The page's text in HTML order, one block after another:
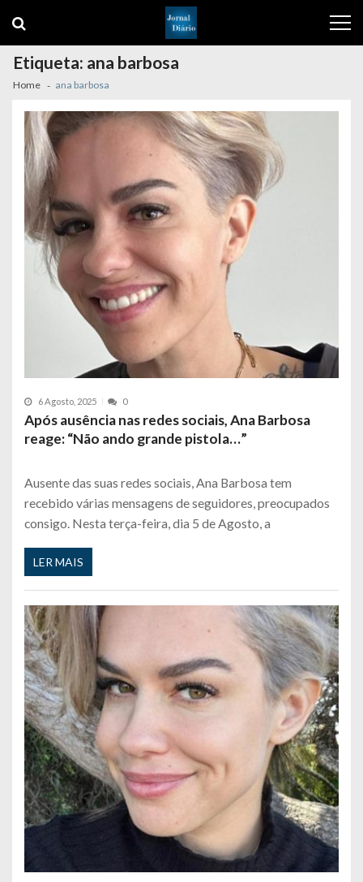
navigation
content
Etiqueta: ana barbosa
Home ana barbosa
6 Agosto, 2025 0
Após ausência nas redes sociais, Ana Barbosa
reage: “Não ando grande pistola…”
Ausente das suas redes sociais, Ana Barbosa tem
recebido várias mensagens de seguidores, preocupados
consigo. Nesta terça-feira, dia 5 de Agosto, a
LER MAIS